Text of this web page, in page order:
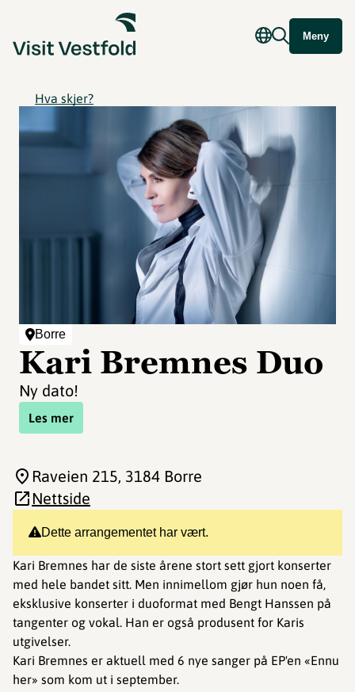
Meny
Hva skjer?
Borre
Kari Bremnes Duo
Ny dato!
Les mer
Dette arrangementet har vært.
Kari Bremnes har de siste årene stort sett gjort konserter
med hele bandet sitt. Men innimellom gjør hun noen få,
eksklusive konserter i duoformat med Bengt Hanssen på
tangenter og vokal. Han er også produsent for Karis
utgivelser.
Kari Bremnes er aktuell med 6 nye sanger på EP'en «Ennu
her» som kom ut i september.
Raveien 215, 3184 Borre
Nettside